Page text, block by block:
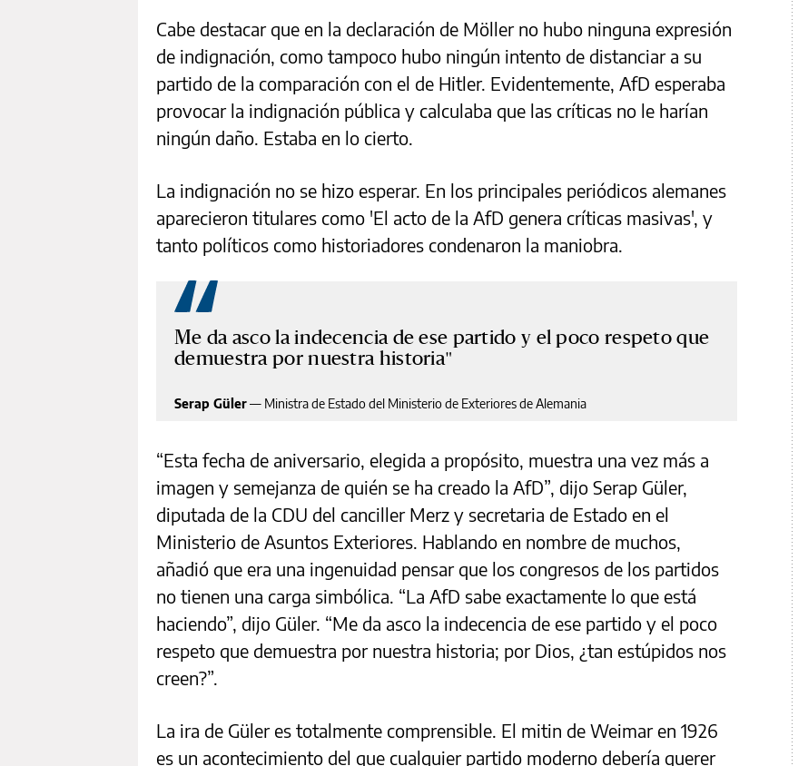
Cabe destacar que en la declaración de Möller no hubo ninguna expresión
de indignación, como tampoco hubo ningún intento de distanciar a su
partido de la comparación con el de Hitler. Evidentemente, AfD esperaba
provocar la indignación pública y calculaba que las críticas no le harían
ningún daño. Estaba en lo cierto.
La indignación no se hizo esperar. En los principales periódicos alemanes
aparecieron titulares como 'El acto de la AfD genera críticas masivas', y
tanto políticos como historiadores condenaron la maniobra.
Me da asco la indecencia de ese partido y el poco respeto que
demuestra por nuestra historia
Serap Güler— Ministra de Estado del Ministerio de Exteriores de Alemania
“Esta fecha de aniversario, elegida a propósito, muestra una vez más a
imagen y semejanza de quién se ha creado la AfD”, dijo Serap Güler,
diputada de la CDU del canciller Merz y secretaria de Estado en el
Ministerio de Asuntos Exteriores. Hablando en nombre de muchos,
añadió que era una ingenuidad pensar que los congresos de los partidos
no tienen una carga simbólica. “La AfD sabe exactamente lo que está
haciendo”, dijo Güler. “Me da asco la indecencia de ese partido y el poco
respeto que demuestra por nuestra historia; por Dios, ¿tan estúpidos nos
creen?”.
La ira de Güler es totalmente comprensible. El mitin de Weimar en 1926
es un acontecimiento del que cualquier partido moderno debería querer